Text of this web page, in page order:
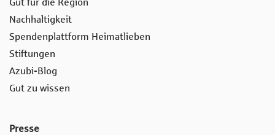
Nachhaltigkeit
Spendenplattform Heimatlieben
Stiftungen
Azubi-Blog
Gut zu wissen
Presse